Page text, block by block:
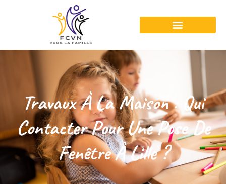
Travaux À La Maison : Qui
Contacter Pour Une Pose De
Fenêtre À Lille ?